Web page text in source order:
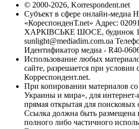
© 2000-2026, Korrespondent.net
Субъект в сфере онлайн-медиа
«КореспонденТ.net» Адрес:
ХАРКІВСЬКЕ ШОСЕ, будинок
sunlight@mediadim.com.ua
Идентификатор медиа - R40-
Использование любых
сайте, разрешается при условии
Корреспондент.net.
При копировании материалов
Украины и мира», для интернет-
прямая открытая для поисковых
Ссылка должна быть размещена
полного либо частичного